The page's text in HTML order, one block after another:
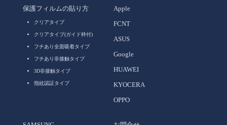
保護フィルムの貼り方
クリアタイプ
クリアタイプ(ガイド枠付)
フチあり全面吸着タイプ
フチあり非接触タイプ
3D非接触タイプ
指紋認証タイプ
Apple
FCNT
ASUS
Google
HUAWEI
KYOCERA
OPPO